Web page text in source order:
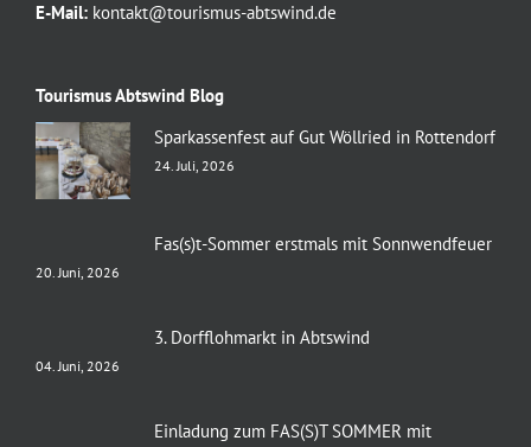
E-Mail: kontakt@tourismus-abtswind.de
Tourismus Abtswind Blog
Sparkassenfest auf Gut Wöllried in Rottendorf
24. Juli, 2026
Fas(s)t-Sommer erstmals mit Sonnwendfeuer
20. Juni, 2026
3. Dorfflohmarkt in Abtswind
04. Juni, 2026
Einladung zum FAS(S)T SOMMER mit